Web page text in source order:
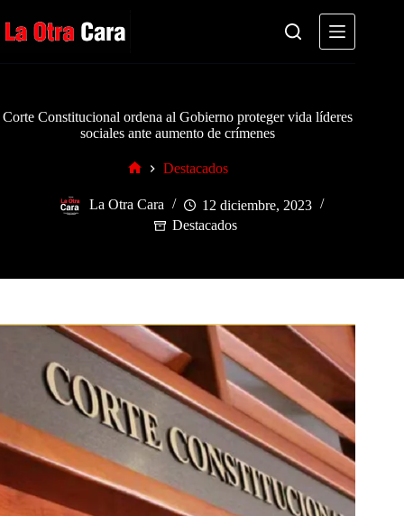
al
contenido
Corte Constitucional ordena al Gobierno proteger vida líderes
sociales ante aumento de crímenes
Destacados
La Otra Cara
12 diciembre, 2023
Destacados